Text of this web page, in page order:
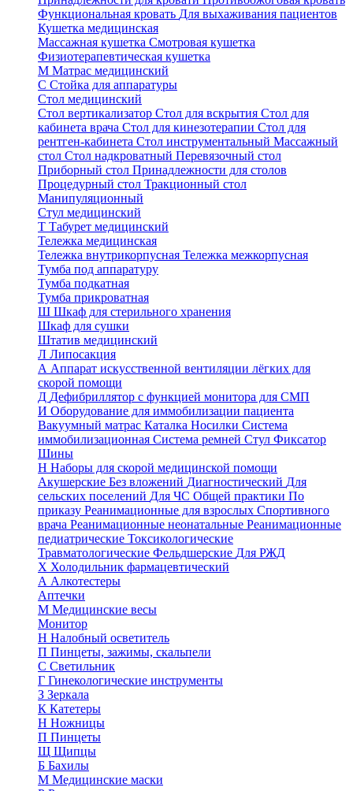
Функциональная кровать Для выхаживания пациентов
Кушетка медицинская
Массажная кушетка Смотровая кушетка
Физиотерапевтическая кушетка
М Матрас медицинский
С Стойка для аппаратуры
Стол медицинский
Стол вертикализатор Стол для вскрытия Стол для
кабинета врача Стол для кинезотерапии Стол для
рентген-кабинета Стол инструментальный Массажный
стол Стол надкроватный Перевязочный стол
Приборный стол Принадлежности для столов
Процедурный стол Тракционный стол
Манипуляционный
Стул медицинский
Т Табурет медицинский
Тележка медицинская
Тележка внутрикорпусная Тележка межкорпусная
Тумба под аппаратуру
Тумба подкатная
Тумба прикроватная
Ш Шкаф для стерильного хранения
Шкаф для сушки
Штатив медицинский
Л Липосакция
А Аппарат искусственной вентиляции лёгких для
скорой помощи
Д Дефибриллятор с функцией монитора для СМП
И Оборудование для иммобилизации пациента
Вакуумный матрас Каталка Носилки Система
иммобилизационная Система ремней Стул Фиксатор
Шины
Н Наборы для скорой медицинской помощи
Акушерские Без вложений Диагностический Для
сельских поселений Для ЧС Общей практики По
приказу Реанимационные для взрослых Спортивного
врача Реанимационные неонатальные Реанимационные
педиатрические Токсикологические
Травматологические Фельдшерские Для РЖД
Х Холодильник фармацевтический
А Алкотестеры
Аптечки
М Медицинские весы
Монитор
Н Налобный осветитель
П Пинцеты, зажимы, скальпели
С Светильник
Г Гинекологические инструменты
З Зеркала
К Катетеры
Н Ножницы
П Пинцеты
Щ Щипцы
Б Бахилы
М Медицинские маски